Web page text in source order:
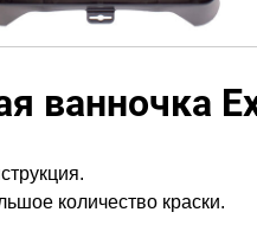
ванночка
количество краски.